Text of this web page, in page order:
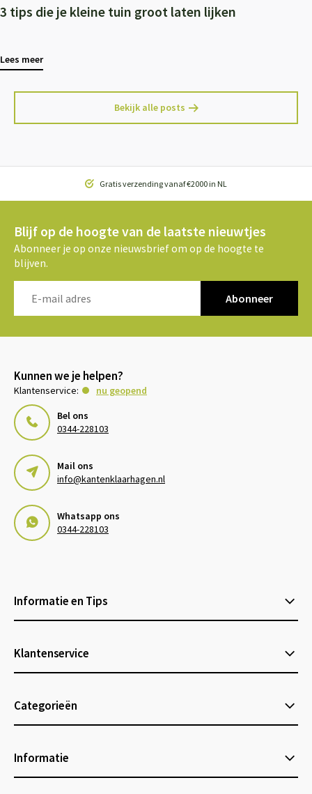
3 tips die je kleine tuin groot laten lijken
Lees meer
Bekijk alle posts
Gratis verzending vanaf €2000 in NL
Blijf op de hoogte van de laatste nieuwtjes
Abonneer je op onze nieuwsbrief om op de hoogte te
blijven.
Abonneer
Kunnen we je helpen?
Klantenservice:
nu geopend
Bel ons
0344-228103
Mail ons
info@kantenklaarhagen.nl
Whatsapp ons
0344-228103
Informatie en Tips
Klantenservice
Categorieën
Informatie